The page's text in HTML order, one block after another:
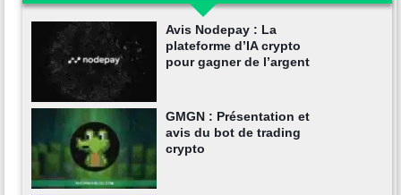
Avis Nodepay : La
plateforme d’IA crypto
pour gagner de l’argent
GMGN : Présentation et
avis du bot de trading
crypto